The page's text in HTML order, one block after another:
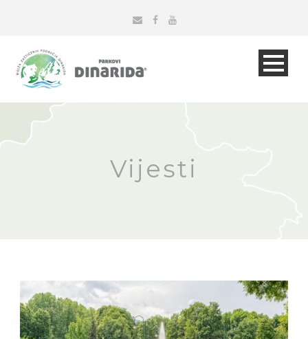
Vijesti